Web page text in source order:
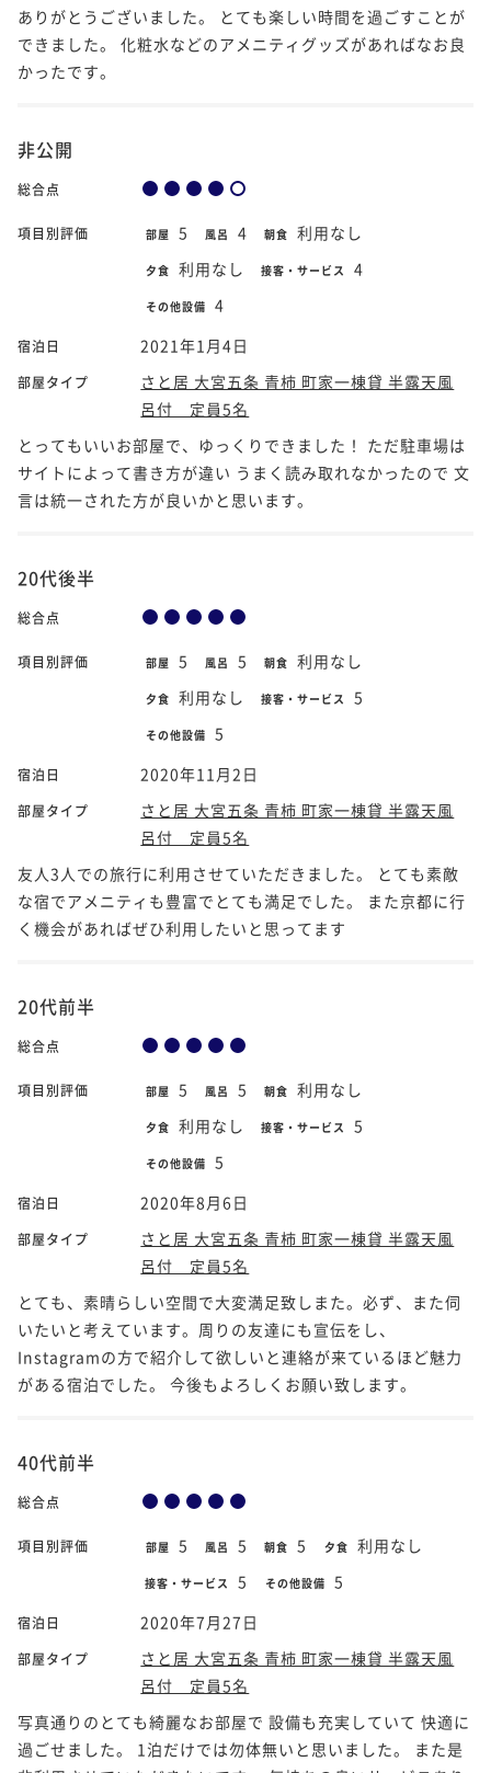
ありがとうございました。 とても楽しい時間を過ごすことが
できました。 化粧水などのアメニティグッズがあればなお良
かったです。
非公開
総合点
項目別評価 部屋 5 風呂 4 朝食 利用なし
夕食 利用なし 接客・サービス 4
その他設備 4
宿泊日 2021年1月4日
部屋タイプ
さと居 大宮五条 青柿 町家一棟貸 半露天風
呂付 定員5名
とってもいいお部屋で、ゆっくりできました！ ただ駐車場は
サイトによって書き方が違い うまく読み取れなかったので 文
言は統一された方が良いかと思います。
20代後半
総合点
項目別評価 部屋 5 風呂 5 朝食 利用なし
夕食 利用なし 接客・サービス 5
その他設備 5
宿泊日 2020年11月2日
部屋タイプ
さと居 大宮五条 青柿 町家一棟貸 半露天風
呂付 定員5名
友人3人での旅行に利用させていただきました。 とても素敵
な宿でアメニティも豊富でとても満足でした。 また京都に行
く機会があればぜひ利用したいと思ってます
20代前半
総合点
項目別評価 部屋 5 風呂 5 朝食 利用なし
夕食 利用なし 接客・サービス 5
その他設備 5
宿泊日 2020年8月6日
部屋タイプ
さと居 大宮五条 青柿 町家一棟貸 半露天風
呂付 定員5名
とても、素晴らしい空間で大変満足致しまた。必ず、また伺
いたいと考えています。周りの友達にも宣伝をし、
Instagramの方で紹介して欲しいと連絡が来ているほど魅力
がある宿泊でした。 今後もよろしくお願い致します。
40代前半
総合点
項目別評価 部屋 5 風呂 5 朝食 5 夕食 利用なし
接客・サービス 5 その他設備 5
宿泊日 2020年7月27日
部屋タイプ
さと居 大宮五条 青柿 町家一棟貸 半露天風
呂付 定員5名
写真通りのとても綺麗なお部屋で 設備も充実していて 快適に
過ごせました。 1泊だけでは勿体無いと思いました。 また是